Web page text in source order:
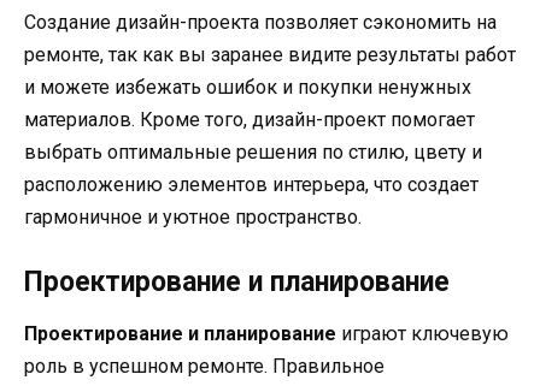
Создание дизайн-проекта позволяет сэкономить на
ремонте, так как вы заранее видите результаты работ
и можете избежать ошибок и покупки ненужных
материалов. Кроме того, дизайн-проект помогает
выбрать оптимальные решения по стилю, цвету и
расположению элементов интерьера, что создает
гармоничное и уютное пространство.
Проектирование и планирование
Проектирование и планирование играют ключевую
роль в успешном ремонте. Правильное